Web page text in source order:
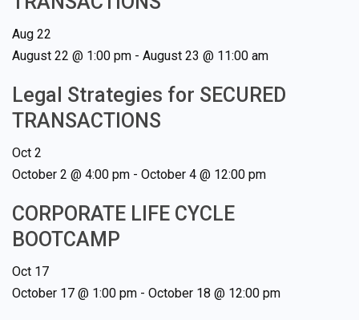
Aug 22
August 22 @ 1:00 pm - August 23 @ 11:00 am
Legal Strategies for SECURED
TRANSACTIONS
Oct 2
October 2 @ 4:00 pm - October 4 @ 12:00 pm
CORPORATE LIFE CYCLE
BOOTCAMP
Oct 17
October 17 @ 1:00 pm - October 18 @ 12:00 pm